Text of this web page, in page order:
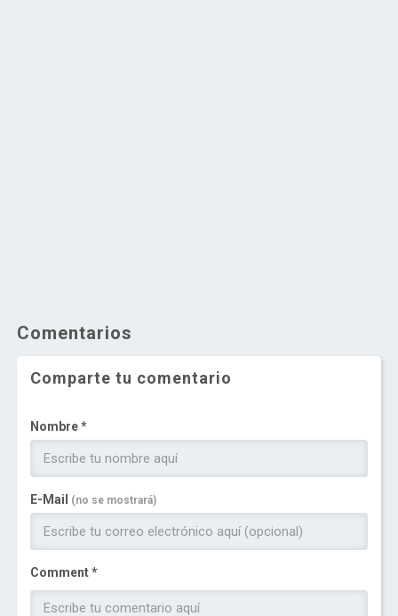
Comentarios
Comparte tu comentario
Nombre *
E-Mail (no se mostrará)
Comment *